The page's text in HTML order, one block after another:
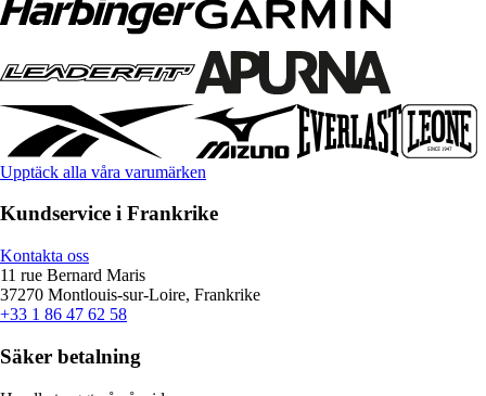
Upptäck alla våra varumärken
Kundservice i Frankrike
Kontakta oss
11 rue Bernard Maris
37270 Montlouis-sur-Loire, Frankrike
+33 1 86 47 62 58
Säker betalning